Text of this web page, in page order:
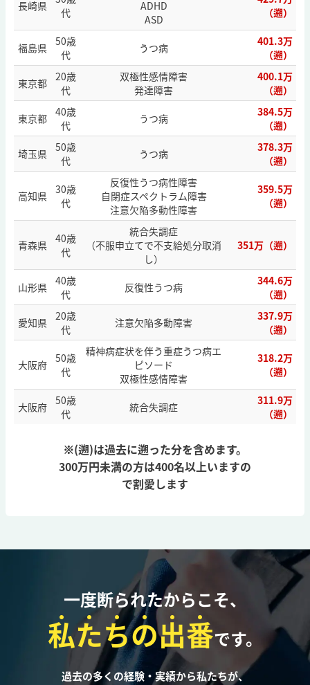
長崎県
代
ADHD
ASD
（遡）
福島県
50歳
代
うつ病
401.3万
（遡）
東京都
20歳
代
双極性感情障害
発達障害
400.1万
（遡）
東京都
40歳
代
うつ病
384.5万
（遡）
埼玉県
50歳
代
うつ病
378.3万
（遡）
高知県
30歳
代
反復性うつ病性障害
自閉症スペクトラム障害
注意欠陥多動性障害
359.5万
（遡）
青森県
40歳
代
統合失調症
（不服申立てで不支給処分取消
し）
351万（遡）
山形県
40歳
代
反復性うつ病
344.6万
（遡）
愛知県
20歳
代
注意欠陥多動障害
337.9万
（遡）
大阪府
50歳
代
精神病症状を伴う重症うつ病エ
ピソード
双極性感情障害
318.2万
（遡）
大阪府
50歳
代
統合失調症
311.9万
（遡）
※(遡)は過去に遡った分を含めます。
300万円未満の方は400名以上いますの
で割愛します
一度断られたからこそ、
私たちの出番です。
過去の多くの経験・実績から私たちが、